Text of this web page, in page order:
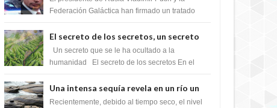
tratado para acabar con los Sionistas?
Federación Galáctica han firmado un tratado
Si...
El secreto de los secretos, un secreto
que cambiaría por completo el destino
de la humanidad
Un secreto que se le ha ocultado a la
humanidad El secreto de los secretos En el
m...
Una intensa sequía revela en un río un
impresionante hallazgo de miles de
Recientemente, debido al tiempo seco, el nivel